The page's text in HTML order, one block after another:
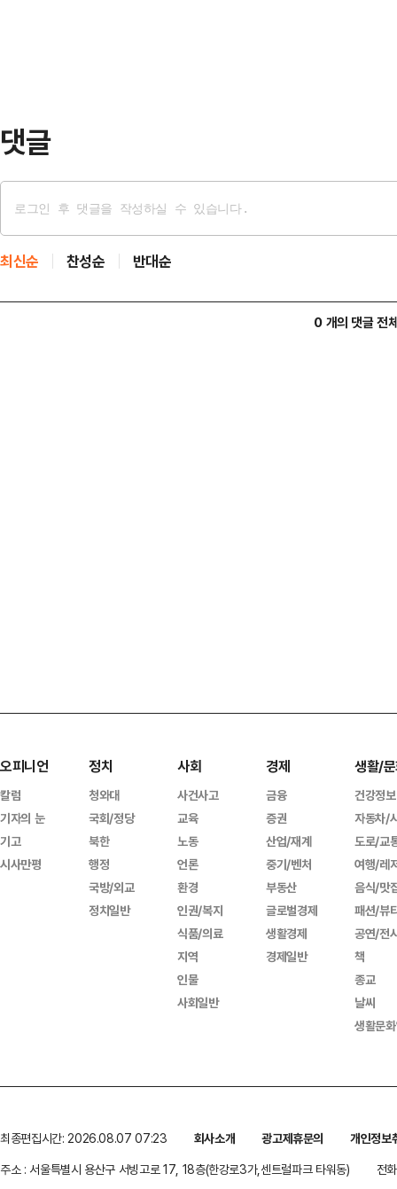
댓글
최신순 찬성순 반대순
0 개의 댓글 전
오피니언
칼럼
기자의 눈
기고
시사만평
정치
청와대
국회/정당
북한
행정
국방/외교
정치일반
사회
사건사고
교육
노동
언론
환경
인권/복지
식품/의료
지역
인물
사회일반
경제
금융
증권
산업/재계
중기/벤처
부동산
글로벌경제
생활경제
경제일반
생활/
건강정보
자동차/
도로/교
여행/레
음식/맛
패션/뷰
공연/전
책
종교
날씨
생활문
최종편집시간: 2026.08.07 07:23 회사소개 광고제휴문의
개인정보
주소 : 서울특별시 용산구 서빙고로 17, 18층(한강로3가,센트럴파크 타워동)
전